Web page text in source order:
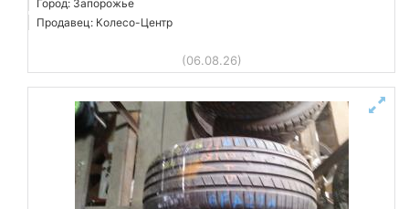
Город: Запорожье
Продавец: Колесо-Центр
(06.08.26)